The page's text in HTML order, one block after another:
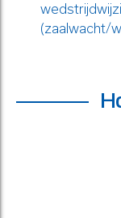
(zaalwacht/